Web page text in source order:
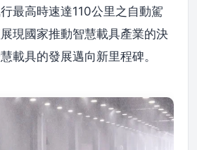
最高時速達110公里之自動駕
現國家推動智慧載具產業的決
載具的發展邁向新里程碑。